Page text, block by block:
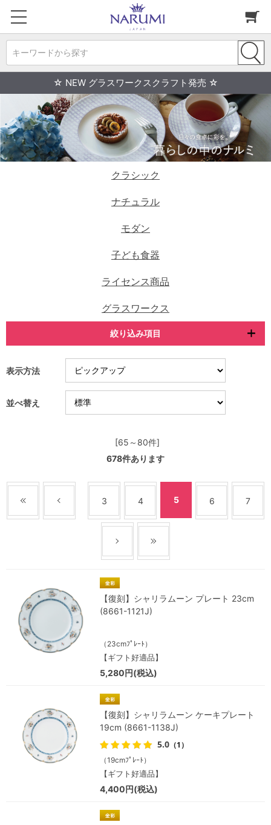
キーワードから探す
☆ NEW グラスワークスクラフト発売 ☆
クラシック
ナチュラル
モダン
子ども食器
ライセンス商品
グラスワークス
絞り込み項目
表示方法
並べ替え
[65～80件]
678件あります
3 4 5 6 7
【復刻】シャリラムーン プレート 23cm
(8661-1121J)
（23cmﾌﾟﾚｰﾄ）
【ギフト好適品】
5,280円(税込)
【復刻】シャリラムーン ケーキプレート
19cm (8661-1138J)
5.0 （1）
（19cmﾌﾟﾚｰﾄ）
【ギフト好適品】
4,400円(税込)